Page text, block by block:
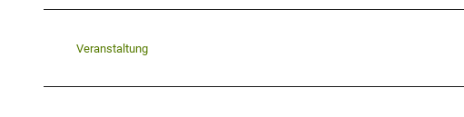
Veranstaltung